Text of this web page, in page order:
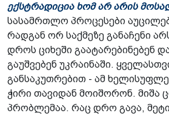
ექსტრადიცია ხომ არ არის
სასამრთლო პროცესები
რადგან ორ საქმეზე განაჩენი
დროს ციხეში გაატარებინებენ
გაუშვებენ უკრაინაში.
განსაკუთრებით - ამ
ჭირი თავიდან მოიშორონ. მიშა
პრობლემაა. რაც დრო გავა,